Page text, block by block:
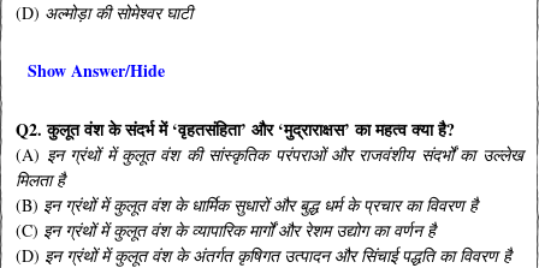
(D) अल्मोड़ा की सोमेश्वर घाटी
Show Answer/Hide
Q2. कुलूत वंश के संदर्भ में ‘वृहतसंहिता’ और ‘मुद्राराक्षस’ का महत्व क्या है?
(A) इन ग्रंथों में कुलूत वंश की सांस्कृतिक परंपराओं और राजवंशीय संदर्भों का उल्लेख
मिलता है
(B) इन ग्रंथों में कुलूत वंश के धार्मिक सुधारों और बुद्ध धर्म के प्रचार का विवरण है
(C) इन ग्रंथों में कुलूत वंश के व्यापारिक मार्गों और रेशम उद्योग का वर्णन है
(D) इन ग्रंथों में कुलूत वंश के अंतर्गत कृषिगत उत्पादन और सिंचाई पद्धति का विवरण है